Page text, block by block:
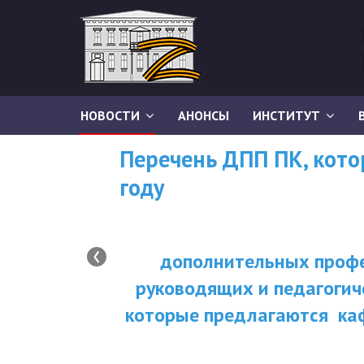
НОВОСТИ АНОНСЫ ИНСТИТУТ
Перечень ДПП ПК,
году
дополнительных
руководящих и
которые предлагаются
‹